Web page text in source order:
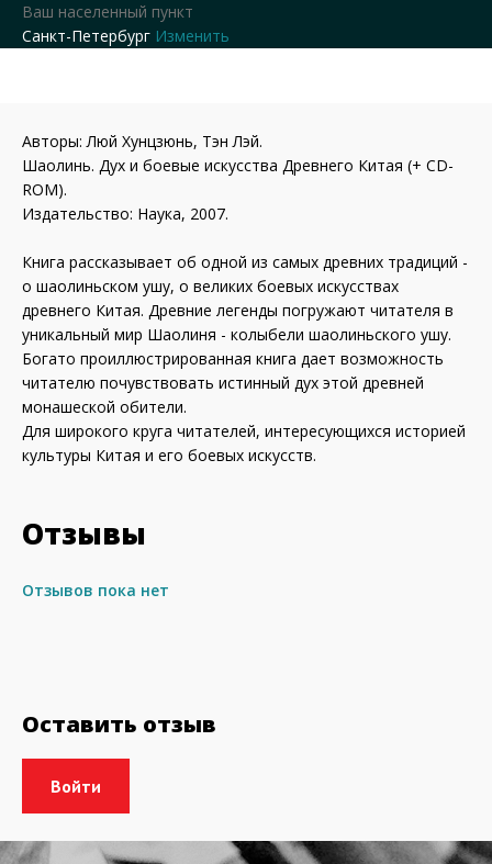
Ваш населенный пункт
Санкт-Петербург Изменить
Авторы: Люй Хунцзюнь, Тэн Лэй.
Шаолинь. Дух и боевые искусства Древнего Китая (+ CD-
ROM).
Издательство: Наука, 2007.
Книга рассказывает об одной из самых древних традиций -
о шаолиньском ушу, о великих боевых искусствах
древнего Китая. Древние легенды погружают читателя в
уникальный мир Шаолиня - колыбели шаолиньского ушу.
Богато проиллюстрированная книга дает возможность
читателю почувствовать истинный дух этой древней
монашеской обители.
Для широкого круга читателей, интересующихся историей
культуры Китая и его боевых искусств.
Отзывы
Отзывов пока нет
Оставить отзыв